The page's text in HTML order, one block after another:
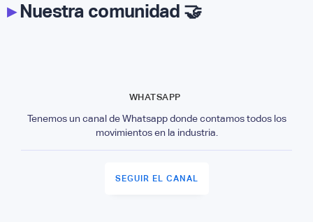
▸Nuestra comunidad 🤝
WHATSAPP
Tenemos un canal de Whatsapp donde contamos todos los
movimientos en la industria.
SEGUIR EL CANAL